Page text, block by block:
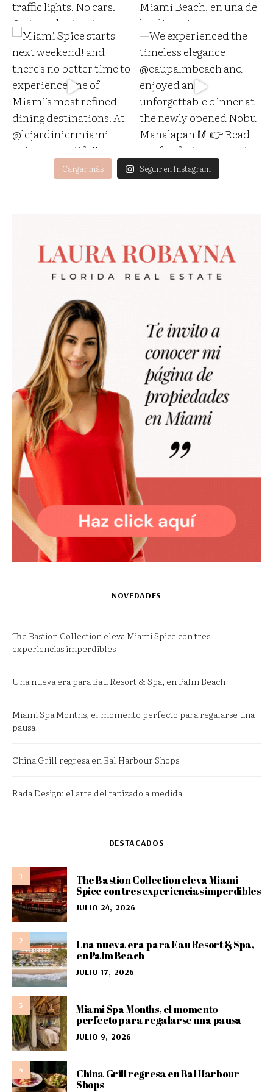
Cargar más Seguir en Instagram
NOVEDADES
The Bastion Collection eleva Miami Spice con tres
experiencias imperdibles
Una nueva era para Eau Resort & Spa, en Palm Beach
Miami Spa Months, el momento perfecto para regalarse una
pausa
China Grill regresa en Bal Harbour Shops
Rada Design: el arte del tapizado a medida
DESTACADOS
1
The Bastion Collection eleva Miami
Spice con tres experiencias imperdibles
JULIO 24, 2026
2
Una nueva era para Eau Resort & Spa,
en Palm Beach
JULIO 17, 2026
3
Miami Spa Months, el momento
perfecto para regalarse una pausa
JULIO 9, 2026
4
China Grill regresa en Bal Harbour
Shops